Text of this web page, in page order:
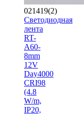
021419(2)
Светодиодная
лента
RT-
A60-
8mm
12V
Day4000
CRI98
(4.8
W/m,
IP20,